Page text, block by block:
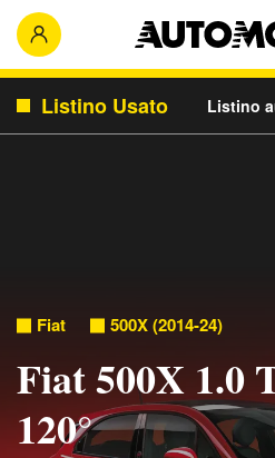
Listino Usato Listino
Fiat 500X (2014-24)
Fiat 500X 1.0
120°